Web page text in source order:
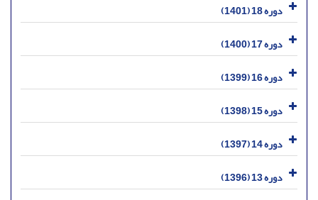
دوره 18 (1401)
دوره 17 (1400)
دوره 16 (1399)
دوره 15 (1398)
دوره 14 (1397)
دوره 13 (1396)